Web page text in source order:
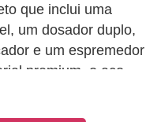
que inclui uma
um dosador duplo,
e um espremedor
premium, o aço
à corrosão e